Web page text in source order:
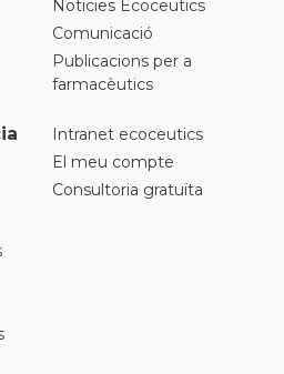
Noticies Ecoceutics
Comunicació
Publicacions per a
farmacèutics
Intranet ecoceutics
El meu compte
Consultoria gratuïta